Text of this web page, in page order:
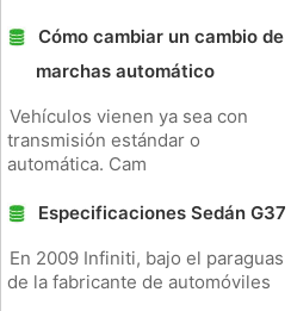
Cómo cambiar un cambio de
marchas automático
Vehículos vienen ya sea con
transmisión estándar o
automática. Cam
Especificaciones Sedán G37
En 2009 Infiniti, bajo el paraguas
de la fabricante de automóviles